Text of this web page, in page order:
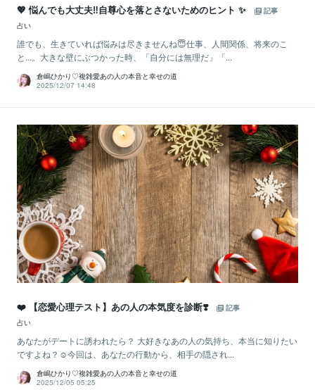
💖 悩んでも大丈夫‼️自尊心を落とさないためのヒント ✨
記事
占い
誰でも、生きていれば悩みは尽きませんね😇仕事、人間関係、将来のこ
と...。大きな壁にぶつかった時、「自分には無理だ」「...
倉嶋ひかり♡複雑愛あの人の本音と幸せの道
2025/12/07 14:48
❤️ 【恋愛心理テスト】あの人の本気度を診断❣️
記事
占い
あなたがデートに誘われたら？ 大好きなあの人の気持ち、本当に知りたい
ですよね？☺️今回は、あなたの行動から、相手の隠され...
倉嶋ひかり♡複雑愛あの人の本音と幸せの道
2025/12/05 05:25